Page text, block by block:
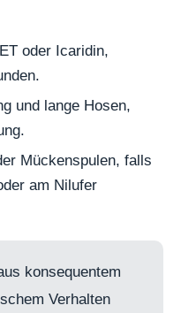
oder Icaridin,
und lange Hosen,
Mückenspulen, falls
am Nilufer
konsequentem
Verhalten